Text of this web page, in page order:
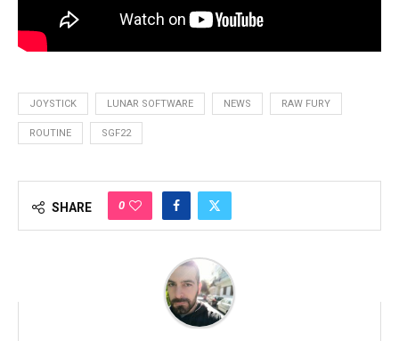
JOYSTICK LUNAR SOFTWARE NEWS RAW FURY
ROUTINE SGF22
SHARE 0